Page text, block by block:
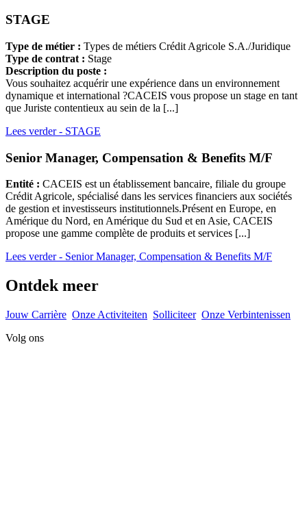
STAGE
Type de métier : Types de métiers Crédit Agricole S.A./Juridique
Type de contrat : Stage
Description du poste :
Vous souhaitez acquérir une expérience dans un environnement
dynamique et international ?CACEIS vous propose un stage en tant
que Juriste contentieux au sein de la [...]
Lees verder- STAGE
Senior Manager, Compensation & Benefits M/F
Entité : CACEIS est un établissement bancaire, filiale du groupe
Crédit Agricole, spécialisé dans les services financiers aux sociétés
de gestion et investisseurs institutionnels.Présent en Europe, en
Amérique du Nord, en Amérique du Sud et en Asie, CACEIS
propose une gamme complète de produits et services [...]
Lees verder- Senior Manager, Compensation & Benefits M/F
Ontdek meer
Jouw Carrière Onze Activiteiten Solliciteer Onze Verbintenissen
Volg ons